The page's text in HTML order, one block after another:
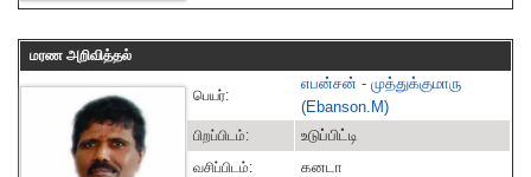
மரண அறிவித்தல்
பெயர்:
எபன்சன் - முத்துக்குமாரு
(Ebanson.M)
பிறப்பிடம்: உடுப்பிட்டி
வசிப்பிடம்: கனடா